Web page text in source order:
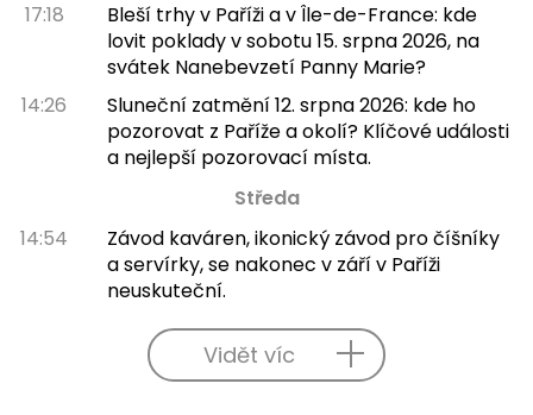
17:18
Bleší trhy v Paříži a v Île-de-France: kde
lovit poklady v sobotu 15. srpna 2026, na
svátek Nanebevzetí Panny Marie?
14:26
Sluneční zatmění 12. srpna 2026: kde ho
pozorovat z Paříže a okolí? Klíčové události
a nejlepší pozorovací místa.
Středa
14:54
Závod kaváren, ikonický závod pro číšníky
a servírky, se nakonec v září v Paříži
neuskuteční.
Vidět víc